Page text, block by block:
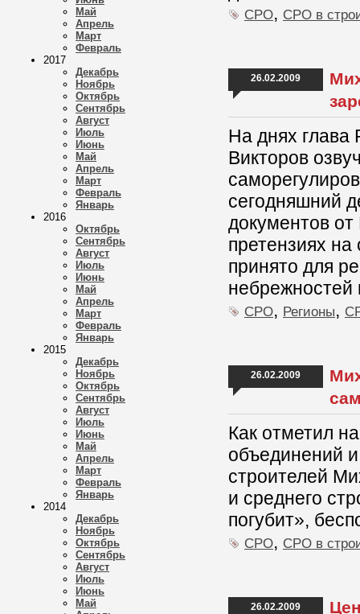
Май
Апрель
Март
Февраль
2017
Декабрь
Ноябрь
Октябрь
Сентябрь
Август
Июль
Июнь
Май
Апрель
Март
Февраль
Январь
2016
Октябрь
Сентябрь
Август
Июль
Июнь
Май
Апрель
Март
Февраль
Январь
2015
Декабрь
Ноябрь
Октябрь
Сентябрь
Август
Июль
Июнь
Май
Апрель
Март
Февраль
Январь
2014
Декабрь
Ноябрь
Октябрь
Сентябрь
Август
Июль
Июнь
Май
СРО, СРО в
26.02.2009
На днях глава
Викторов
сегодняшний
документов
претензиях на
принято для
небрежностей
СРО, Регионы,
26.02.2009
Как отметил
объединений
строителей
и среднего
погубит»,
СРО, СРО в
26.02.2009